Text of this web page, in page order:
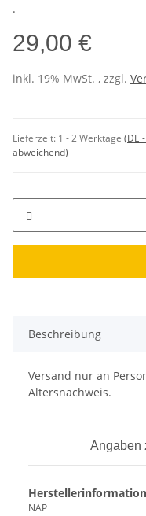
.
29,00 €
inkl. 19% MwSt. , zzgl.
Lieferzeit: 1 - 2 Werktage (DE
abweichend)
Beschreibung
Versand nur an
Altersnachweis.
Angaben
NAP